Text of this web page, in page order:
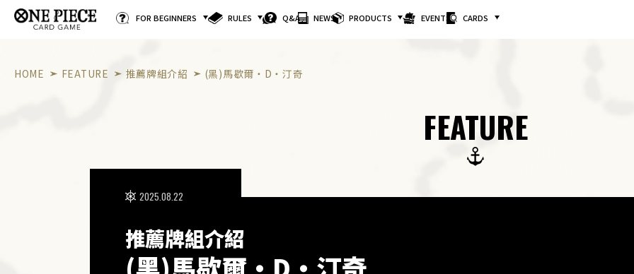
FOR BEGINNERS RULES Q&A NEWS PRODUCTS EVENTS CARDS
HOME FEATURE 推薦牌組介紹 (黑)馬歇爾・D・汀奇
FEATURE
推薦牌組介紹
2025.08.22